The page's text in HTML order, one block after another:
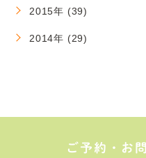
2015年 (39)
2014年 (29)
ご予約・お